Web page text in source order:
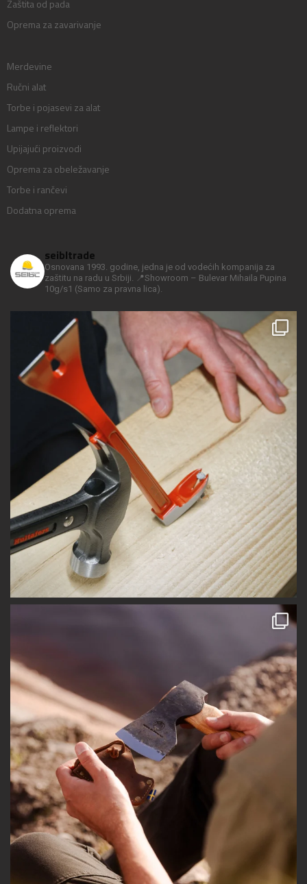
Zaštita od pada
Oprema za zavarivanje
Merdevine
Ručni alat
Torbe i pojasevi za alat
Lampe i reflektori
Upijajući proizvodi
Oprema za obeležavanje
Torbe i rančevi
Dodatna oprema
seibltrade
Osnovana 1993. godine, jedna je od vodećih kompanija za
zaštitu na radu u Srbiji.
📍Showroom – Bulevar Mihaila Pupina
10g/s1 (Samo za pravna lica).